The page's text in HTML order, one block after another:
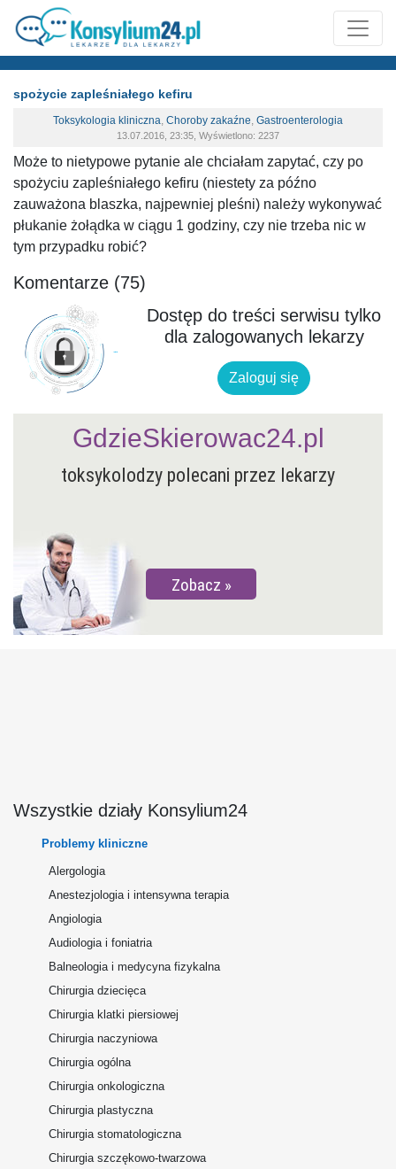
spożycie zapleśniałego kefiru
Toksykologia kliniczna, Choroby zakaźne, Gastroenterologia
13.07.2016, 23:35, Wyświetlono: 2237
Może to nietypowe pytanie ale chciałam zapytać, czy po
spożyciu zapleśniałego kefiru (niestety za późno
zauważona blaszka, najpewniej pleśni) należy wykonywać
płukanie żołądka w ciągu 1 godziny, czy nie trzeba nic w
tym przypadku robić?
Komentarze (75)
Dostęp do treści serwisu tylko
dla zalogowanych lekarzy
Zaloguj się
toksykolodzy polecani przez lekarzy
Zobacz
GdzieSkierowac24.pl
Wszystkie działy Konsylium24
Problemy kliniczne
Alergologia
Anestezjologia i intensywna terapia
Angiologia
Audiologia i foniatria
Balneologia i medycyna fizykalna
Chirurgia dziecięca
Chirurgia klatki piersiowej
Chirurgia naczyniowa
Chirurgia ogólna
Chirurgia onkologiczna
Chirurgia plastyczna
Chirurgia stomatologiczna
Chirurgia szczękowo-twarzowa